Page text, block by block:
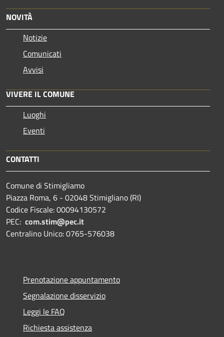
NOVITÀ
Notizie
Comunicati
Avvisi
VIVERE IL COMUNE
Luoghi
Eventi
CONTATTI
Comune di Stimigliamo
Piazza Roma, 6 - 02048 Stimigliano (RI)
Codice Fiscale: 00094130572
PEC: com.stim@pec.it
Centralino Unico: 0765-576038
Prenotazione appuntamento
Segnalazione disservizio
Leggi le FAQ
Richiesta assistenza